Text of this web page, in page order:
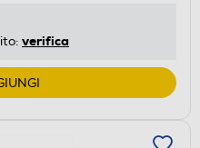
verifica